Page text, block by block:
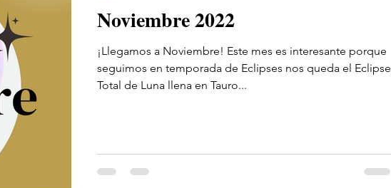
Noviembre 2022
¡Llegamos a Noviembre! Este mes es interesante porque
seguimos en temporada de Eclipses nos queda el Eclipse
Total de Luna llena en Tauro...